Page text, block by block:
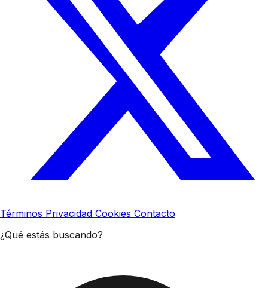
Términos Privacidad Cookies Contacto
¿Qué estás buscando?